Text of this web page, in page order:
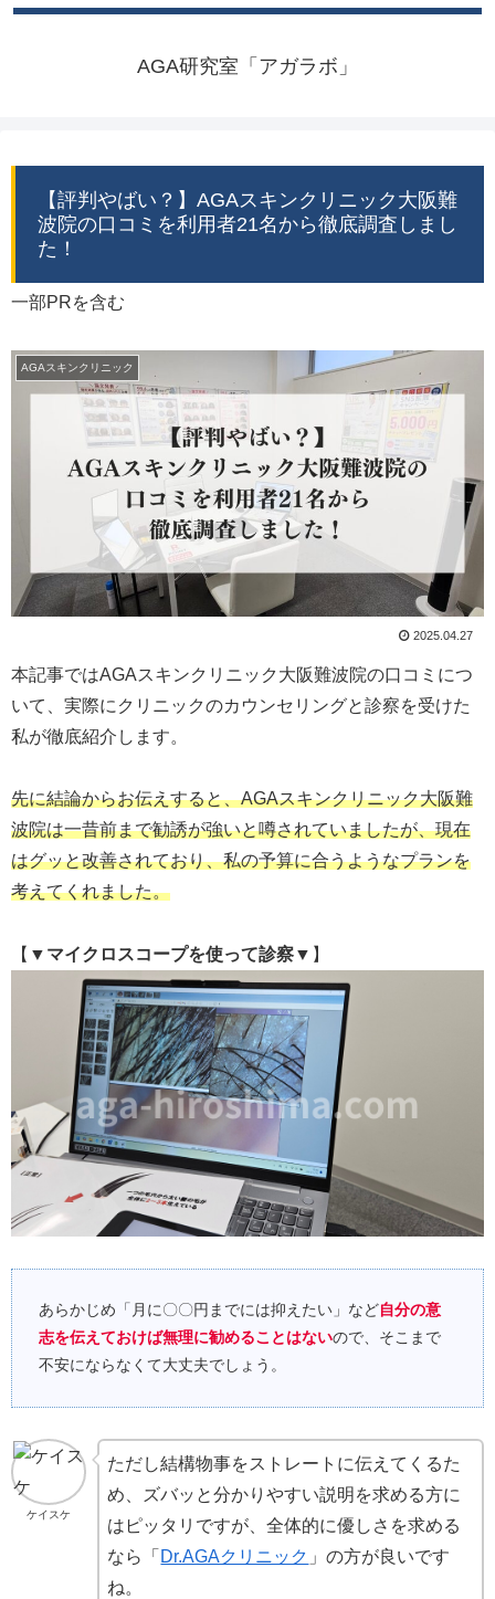
AGA研究室「アガラボ」
【評判やばい？】AGAスキンクリニック大阪難
波院の口コミを利用者21名から徹底調査しまし
た！
一部PRを含む
AGAスキンクリニック
2025.04.27
本記事ではAGAスキンクリニック大阪難波院の口コミにつ
いて、実際にクリニックのカウンセリングと診察を受けた
私が徹底紹介します。
先に結論からお伝えすると、AGAスキンクリニック大阪難
波院は一昔前まで勧誘が強いと噂されていましたが、現在
はグッと改善されており、私の予算に合うようなプランを
考えてくれました。
【▼ マイクロスコープを使って診察▼】
あらかじめ「月に〇〇円までには抑えたい」など自分の意
志を伝えておけば無理に勧めることはないので、そこまで
不安にならなくて大丈夫でしょう。
ケイスケ
ただし結構物事をストレートに伝えてくるた
め、ズバッと分かりやすい説明を求める方に
はピッタリですが、全体的に優しさを求める
なら「 Dr.AGAクリニック 」の方が良いです
ね。